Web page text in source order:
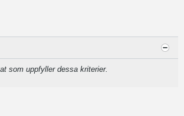
som uppfyller dessa kriterier.